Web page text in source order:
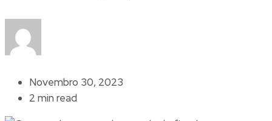
Novembro 30, 2023
2 min read